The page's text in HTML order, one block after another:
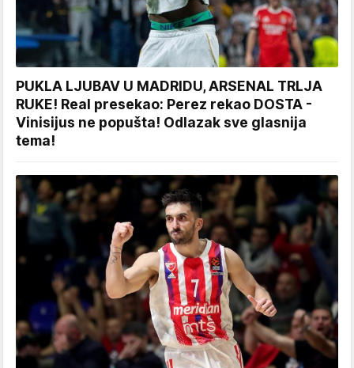
PUKLA LJUBAV U MADRIDU, ARSENAL TRLJA
RUKE! Real presekao: Perez rekao DOSTA -
Vinisijus ne popušta! Odlazak sve glasnija
tema!